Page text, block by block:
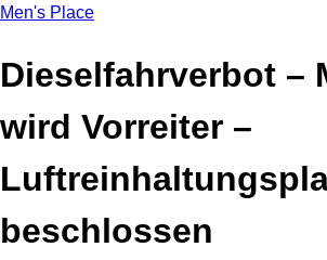
Men's Place
Dieselfahrverbot –
wird Vorreiter –
beschlossen